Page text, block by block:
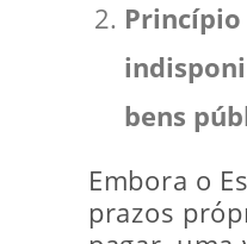
Princípio
bens
Embora o
prazos